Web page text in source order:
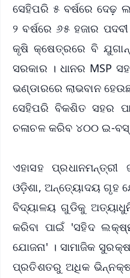
ସେହିପରି ୫ ବର୍ଷରେ ଦେଢ଼
୨ ବର୍ଷରେ ୬୫ ହଜାର
କୃଷି କ୍ଷେତ୍ରରେ ବି
ସରକାର । ଧାନର MSP
ଭଣ୍ଡାରରେ ଲାଭବାନ
ସେହିପରି ବିକଶିତ ସହର
ଚଳାଚଳ କରିବ ୪୦୦ ଇ-ବସ୍
ଏହାସହ
ଓଡ଼ିଶା, ଅନ୍ତ୍ୟୋଦୟ ଗୃହ
ବିଦ୍ୟାଳୟ ଗୁଡିକୁ
କରିବା ପାଇଁ 'ସହିଦ
ଯୋଜନା' । ସାମାଜିକ
ପ୍ରତିଶତରୁ ଅଧିକ